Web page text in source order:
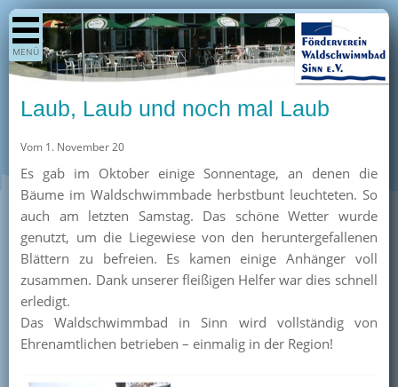
MENÜ
Shop
Aktuelles
Termine
Berichte
Bilder
/ Preise
Kurse
Unterstützer
Laub, Laub und noch mal Laub
Vom 1. November 20
Es gab im Oktober einige Sonnentage, an denen die
Bäume im Waldschwimmbade herbstbunt leuchteten. So
auch am letzten Samstag. Das schöne Wetter wurde
genutzt, um die Liegewiese von den heruntergefallenen
Blättern zu befreien. Es kamen einige Anhänger voll
zusammen. Dank unserer fleißigen Helfer war dies schnell
erledigt.
Das Waldschwimmbad in Sinn wird vollständig von
Ehrenamtlichen betrieben – einmalig in der Region!